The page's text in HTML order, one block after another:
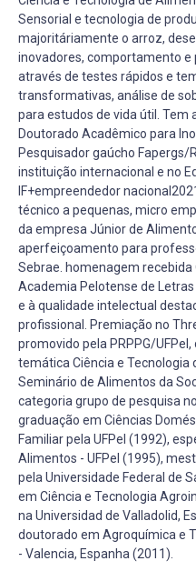
Sensorial e tecnologia de
majoritáriamente o arroz,
inovadores, comportamento e
através de testes rápidos e
transformativas, análise de
para estudos de vida útil. Tem
Doutorado Acadêmico para
Pesquisador gaúcho Fapergs/
instituição internacional e no
IF+empreendedor
técnico a pequenas, micro
da empresa Júnior de
aperfeiçoamento para
Sebrae. homenagem recebida
Academia Pelotense de
e à qualidade intelectual
profissional. Premiação no
promovido pela PRPPG/
temática Ciência e Tecnologia
Seminário de Alimentos da
categoria grupo de pesquisa
graduação em Ciências
Familiar pela UFPel (1992),
Alimentos - UFPel (1995),
pela Universidade Federal de
em Ciência e Tecnologia
na Universidad de Valladolid,
doutorado em Agroquímica e
- Valencia, Espanha (2011).